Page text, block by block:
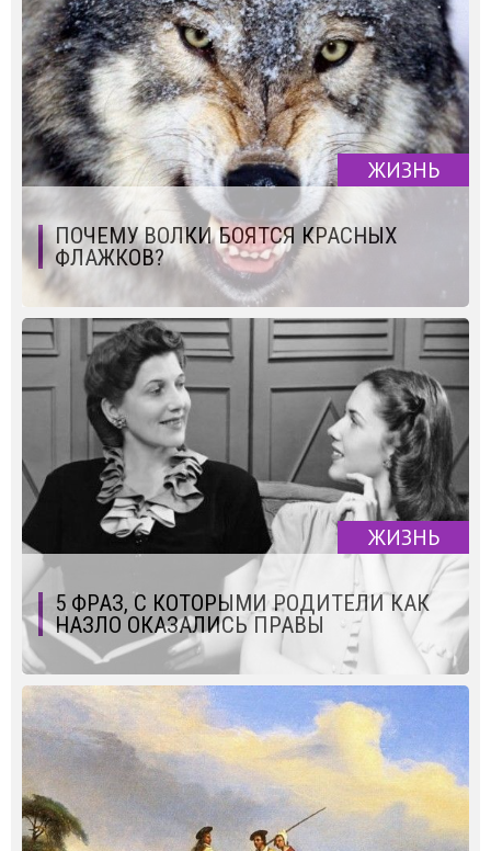
ЖИЗНЬ
ПОЧЕМУ ВОЛКИ БОЯТСЯ КРАСНЫХ
ФЛАЖКОВ?
ЖИЗНЬ
5 ФРАЗ, С КОТОРЫМИ РОДИТЕЛИ КАК
НАЗЛО ОКАЗАЛИСЬ ПРАВЫ